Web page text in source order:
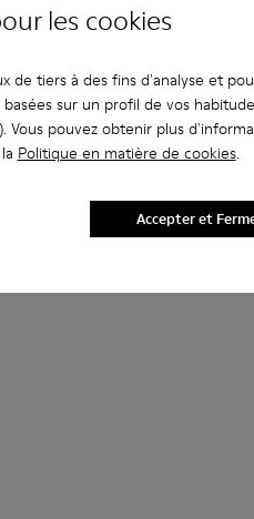
les cookies
de tiers à des fins d'analyse et
sur un profil de vos
Vous pouvez obtenir plus
Politique en matière de cookies.
Accepter et